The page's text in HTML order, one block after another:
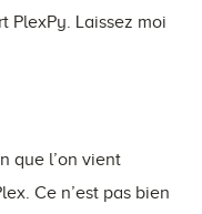
PlexPy. Laissez moi
que l’on vient
Ce n’est pas bien